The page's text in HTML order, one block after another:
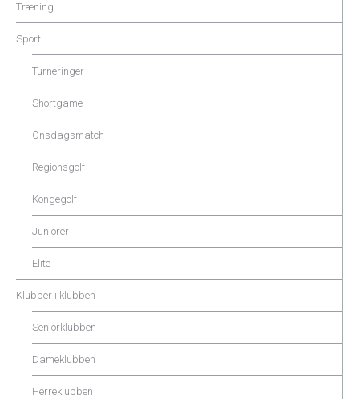
Træning
Sport
Turneringer
Shortgame
Onsdagsmatch
Regionsgolf
Kongegolf
Juniorer
Elite
Klubber i klubben
Seniorklubben
Dameklubben
Herreklubben